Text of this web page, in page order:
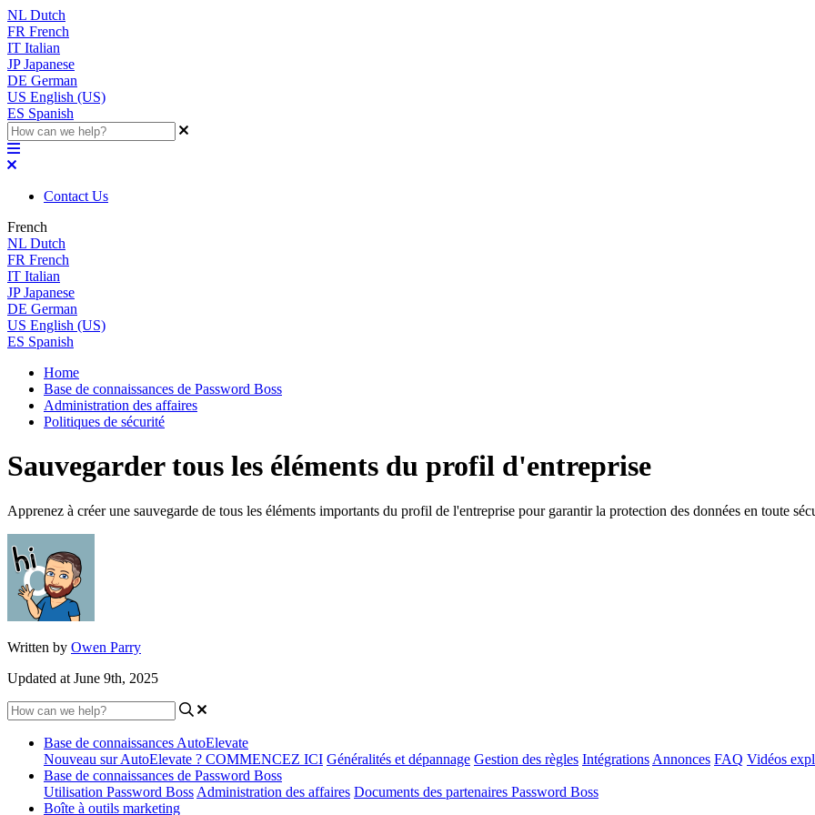
NL Dutch
FR French
IT Italian
JP Japanese
DE German
US English (US)
ES Spanish
Contact Us
French
NL Dutch
FR French
IT Italian
JP Japanese
DE German
US English (US)
ES Spanish
Home
Base de connaissances de Password Boss
Administration des affaires
Politiques de sécurité
Sauvegarder tous les éléments du profil d'entreprise
Apprenez à créer une sauvegarde de tous les éléments importants du profil de l'entreprise pour garantir la protection des données en toute
Written by Owen Parry
Updated at June 9th, 2025
Base de connaissances AutoElevate
Nouveau sur AutoElevate ? COMMENCEZ ICI Généralités et dépannage Gestion des règles Intégrations Annonces FAQ Vidéos
Base de connaissances de Password Boss
Utilisation Password Boss Administration des affaires Documents des partenaires Password Boss
Boîte à outils marketing